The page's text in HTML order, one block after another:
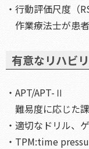
・行動評価尺度（
作業療法士が患
有意なリハビ
・APT/APT-Ⅱ
難易度に応じた
・適切なドリル、
・TPM:time